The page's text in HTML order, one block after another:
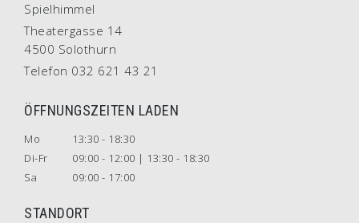
Spielhimmel
Theatergasse 14
4500 Solothurn
Telefon 032 621 43 21
ÖFFNUNGSZEITEN LADEN
Mo
13:30 - 18:30
Di-Fr
09:00 - 12:00 | 13:30 - 18:30
Sa
09:00 - 17:00
STANDORT